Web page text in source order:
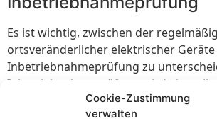
Cookie-Zustimmung
verwalten
Es ist wichtig, zwischen der
ortsveränderlicher elektrischer
Inbetriebnahmeprüfung zu
Inbetriebnahmeprüfung wird einmalig
bevor ein neues Gerät erstmals in